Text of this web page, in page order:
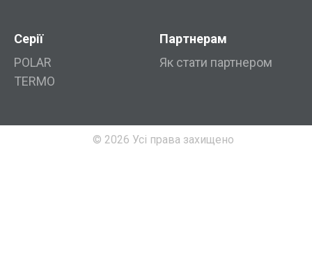
Серії
POLAR
TERMO
Партнерам
Як стати партнером
© 2026 Усі права захищено